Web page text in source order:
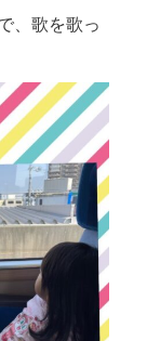
、歌を歌っ